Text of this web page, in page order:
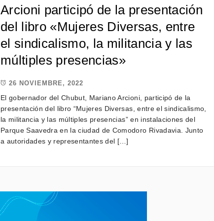
Arcioni participó de la presentación
del libro «Mujeres Diversas, entre
el sindicalismo, la militancia y las
múltiples presencias»
26 NOVIEMBRE, 2022
El gobernador del Chubut, Mariano Arcioni, participó de la
presentación del libro “Mujeres Diversas, entre el sindicalismo,
la militancia y las múltiples presencias” en instalaciones del
Parque Saavedra en la ciudad de Comodoro Rivadavia. Junto
a autoridades y representantes del […]